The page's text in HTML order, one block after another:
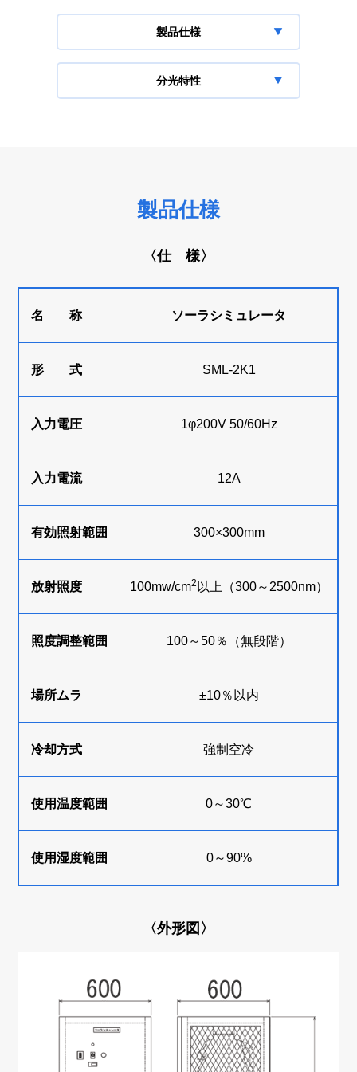
製品仕様
分光特性
製品仕様
〈仕 様〉
名 称 ソーラシミュレータ
形 式 SML-2K1
入力電圧 1φ200V 50/60Hz
入力電流 12A
有効照射範囲 300×300mm
放射照度 100mw/cm2 以上（300～2500nm）
照度調整範囲 100～50％（無段階）
場所ムラ ±10％以内
冷却方式 強制空冷
使用温度範囲 0～30℃
使用湿度範囲 0～90%
〈外形図〉